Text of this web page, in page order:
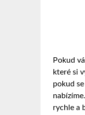
Pokud
které si
pokud
rychle a